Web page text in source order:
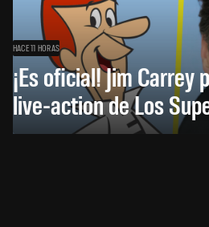
HACE 11 HORAS
¡Es oficial! Jim Carrey
live-action de Los